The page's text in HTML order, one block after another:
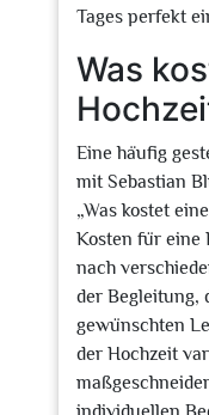
Tages perfekt
Was
Eine häufig
mit Sebastian
„Was kostet
Kosten für eine
nach
der Begleitung,
gewünschten
der Hochzeit